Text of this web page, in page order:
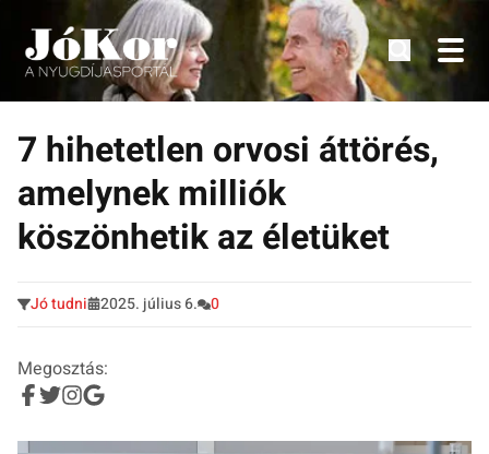
Tovább
tartalomra
Tudnivalók, érdekességek idősek számára.
7 hihetetlen orvosi áttörés,
amelynek milliók
köszönhetik az életüket
Jó tudni 2025. július 6. 0
Megosztás: